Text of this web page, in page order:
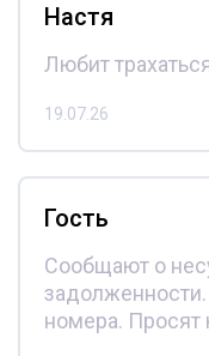
Настя
Любит
19.07.26
Гость
Сообщают о
номера. Просят